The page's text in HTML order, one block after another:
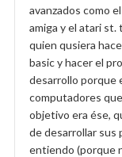
avanzados como
amiga y el atari st.
quien qusiera
basic y hacer el
desarrollo porque
computadores
objetivo era ése,
de desarrollar sus
entiendo (porque